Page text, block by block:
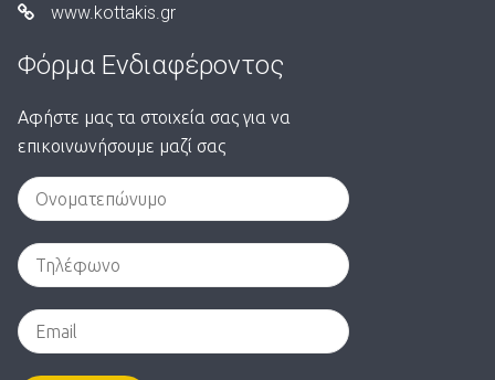
www.kottakis.gr
Φόρμα Ενδιαφέροντος
Αφήστε μας τα στοιχεία σας για να
επικοινωνήσουμε μαζί σας